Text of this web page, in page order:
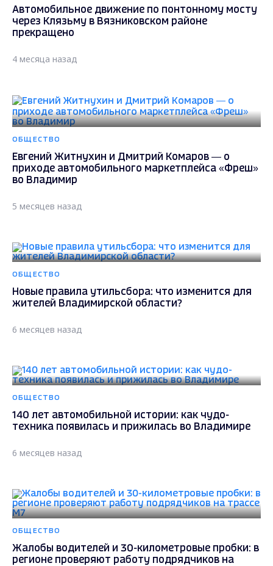
Автомобильное движение по понтонному мосту
через Клязьму в Вязниковском районе
прекращено
4 месяца назад
ОБЩЕСТВО
Евгений Житнухин и Дмитрий Комаров — о
приходе автомобильного маркетплейса «Фреш»
во Владимир
5 месяцев назад
ОБЩЕСТВО
Новые правила утильсбора: что изменится для
жителей Владимирской области?
6 месяцев назад
ОБЩЕСТВО
140 лет автомобильной истории: как чудо-
техника появилась и прижилась во Владимире
6 месяцев назад
ОБЩЕСТВО
Жалобы водителей и 30-километровые пробки: в
регионе проверяют работу подрядчиков на